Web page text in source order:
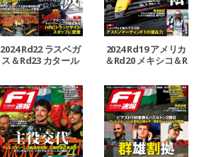
2024 Rd22 ラスベガ
ス＆Rd23 カタール
＆Rd24 アブダビGP
号
2024 Rd19 アメリカ
＆Rd20 メキシコ＆R
d21 ブラジルGP号